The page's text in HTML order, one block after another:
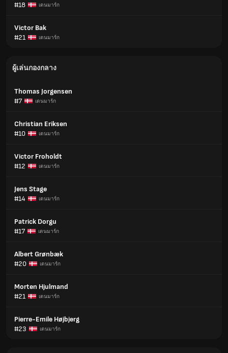
#18
เดนมาร์ก
Victor Bak
#21
เดนมาร์ก
ผู้เล่นกองกลาง
Thomas Jorgensen
#7
เดนมาร์ก
Christian Eriksen
#10
เดนมาร์ก
Victor Froholdt
#12
เดนมาร์ก
Jens Stage
#14
เดนมาร์ก
Patrick Dorgu
#17
เดนมาร์ก
Albert Grønbæk
#20
เดนมาร์ก
Morten Hjulmand
#21
เดนมาร์ก
Pierre-Emile Højbjerg
#23
เดนมาร์ก